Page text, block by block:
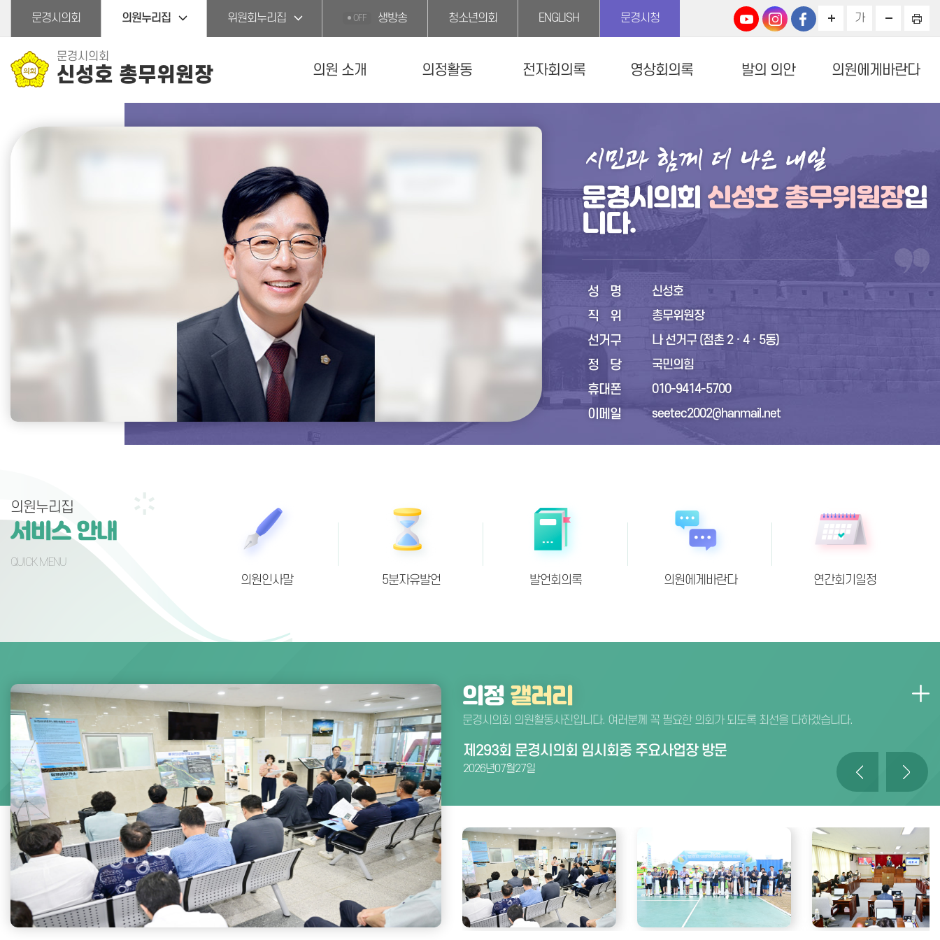
문경시의회
의원누리집 위원회누리집 OFF 생방송 청소년의회 ENGLISH 문경시청 가
문경시의회
신성호 총무위원장 의원 소개 의정활동 전자회의록 영상회의록 발의 의안 의원에게바란다
문경시의회 신성호 총무위원장입
니다.
성명 신성호
직위 총무위원장
선거구 나 선거구 (점촌 2 · 4 · 5동)
정당 국민의힘
휴대폰 010-9414-5700
이메일 seetec2002@hanmail.net
의원누리집
서비스 안내
QUICK MENU
의원인사말 5분자유발언 발언회의록 의원에게바란다 연간회기일정
의정 갤러리
문경시의회 의원활동사진입니다. 여러분께 꼭 필요한 의회가 되도록 최선을 다하겠습니다.
제293회 문경시의회 임시회중 주요사업장 방문
2026년07월27일
2026 문경시 영강 어린이 물놀이 축제 개장식
2026년07월25일
제293회 문경시의회 임시회
2026년07월24일
제64회 대통령기 전국정구대회 개회식
2026년07월19일
녹색어머니회 및 유관기관 교통안전 캠페인
2026년07월14일
제36회 한국장년연맹회장배 전국정구대회 개회식
2026년07월11일
파크골프장 수해 피해 현장 방문 - 총무위원회
2026년07월10일
제10회 문경여성문화예술인연합회 회원전
2026년07월09일
제40회 한국농업경영후계자 문경시연합회 가족 한마음대회
2026년07월09일
7월 1차 의원협의회
2026년07월08일